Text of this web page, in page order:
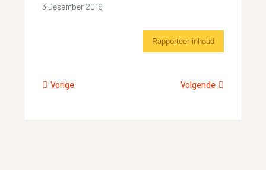
3 Desember 2019
Rapporteer inhoud
Vorige Volgende